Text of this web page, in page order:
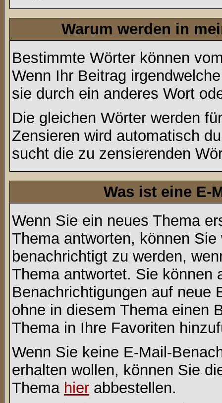
Warum werden in
Bestimmte Wörter können
Wenn Ihr Beitrag
sie durch ein anderes Wort
Die gleichen Wörter werden
Zensieren wird automatisch
sucht die zu zensierenden
Was ist eine E-
Wenn Sie ein neues Thema
Thema antworten, können
benachrichtigt zu werden,
Thema antwortet. Sie können
Benachrichtigungen auf neue
ohne in diesem Thema einen
Thema in Ihre Favoriten
Wenn Sie keine E-Mail-
erhalten wollen, können Sie
Thema hier abbestellen.